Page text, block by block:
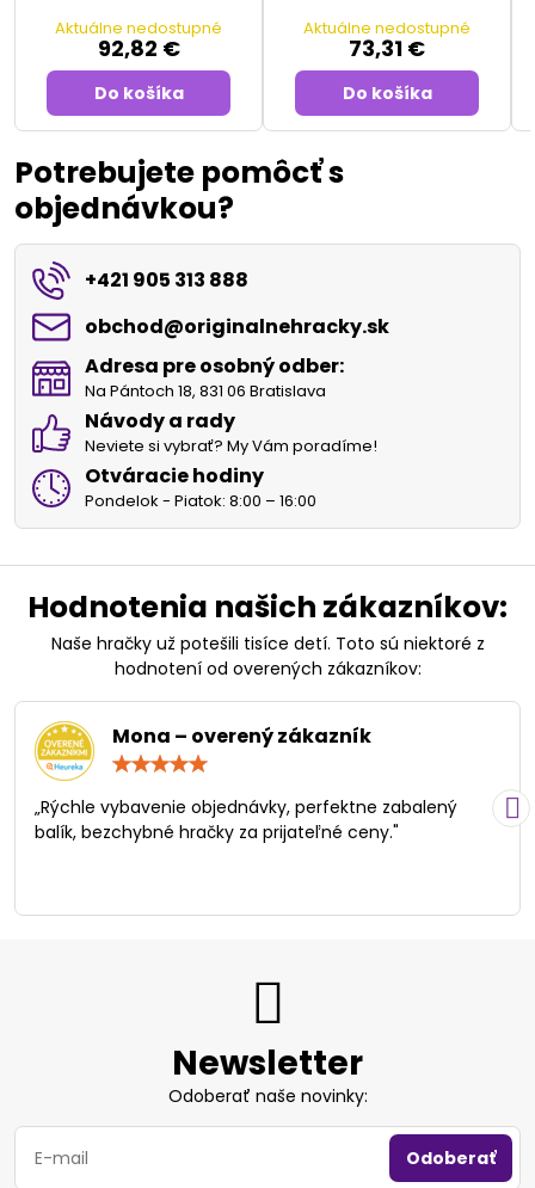
Aktuálne nedostupné
92,82 €
Do košíka
Aktuálne nedostupné
73,31 €
Do košíka
Potrebujete pomôcť s
objednávkou?
+421 905 313 888
obchod​@originalnehracky​.sk
Adresa pre osobný odber:
Na Pántoch 18, 831 06 Bratislava
Návody a rady
Neviete si vybrať? My Vám poradíme!
Otváracie hodiny
Pondelok - Piatok: 8:00 – 16:00
Hodnotenia našich zákazníkov:
Naše hračky už potešili tisíce detí. Toto sú niektoré z
hodnotení od overených zákazníkov:
Mona – overený zákazník
/
5
„Rýchle vybavenie objednávky, perfektne zabalený
balík, bezchybné hračky za prijateľné ceny."
Newsletter
Odoberať naše novinky:
Odoberať